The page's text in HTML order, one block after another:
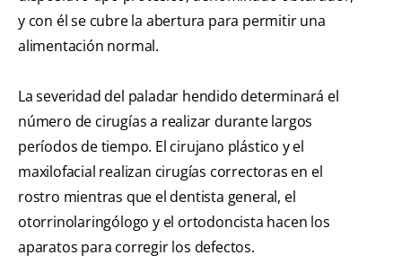
y con él se cubre la abertura para permitir una
alimentación normal.
La severidad del paladar hendido determinará el
número de cirugías a realizar durante largos
períodos de tiempo. El cirujano plástico y el
maxilofacial realizan cirugías correctoras en el
rostro mientras que el dentista general, el
otorrinolaringólogo y el ortodoncista hacen los
aparatos para corregir los defectos.